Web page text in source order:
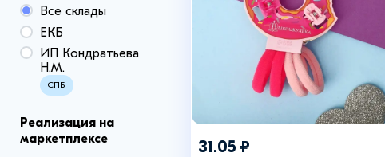
Все склады
ЕКБ
ИП Кондратьева
Н.М.
СПБ
Реализация на
маркетплексе
31.05 ₽